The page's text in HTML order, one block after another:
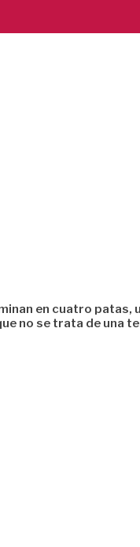
en cuatro
no se trata de una